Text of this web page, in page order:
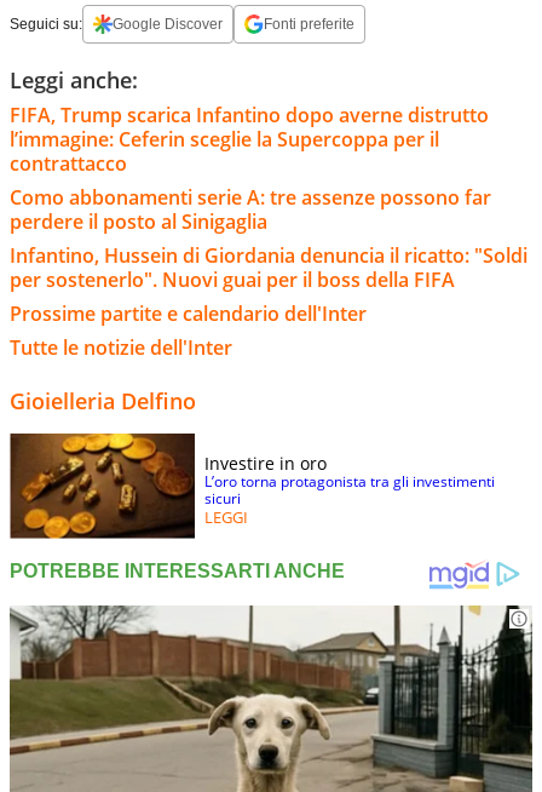
Seguici su: Google Discover Fonti preferite
Leggi anche:
FIFA, Trump scarica Infantino dopo averne distrutto
l’immagine: Ceferin sceglie la Supercoppa per il
contrattacco
Como abbonamenti serie A: tre assenze possono far
perdere il posto al Sinigaglia
Infantino, Hussein di Giordania denuncia il ricatto: "Soldi
per sostenerlo". Nuovi guai per il boss della FIFA
Prossime partite e calendario dell'Inter
Tutte le notizie dell'Inter
Gioielleria Delfino
Investire in oro
L’oro torna protagonista tra gli investimenti
sicuri
LEGGI